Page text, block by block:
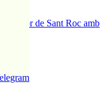
Major de Sant Roc amb